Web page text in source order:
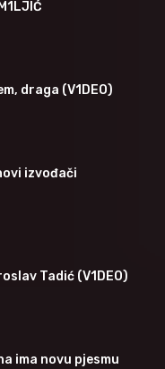
draga (V1DEO)
izvođači
Tadić (V1DEO)
ima novu pjesmu